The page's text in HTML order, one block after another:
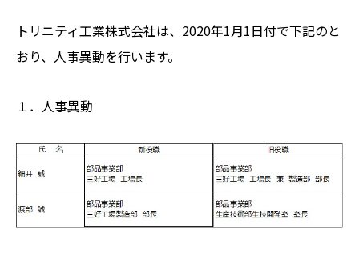
トリニティ工業株式会社は、2020年1月1日付で下記のと
おり、人事異動を行います。
１．人事異動